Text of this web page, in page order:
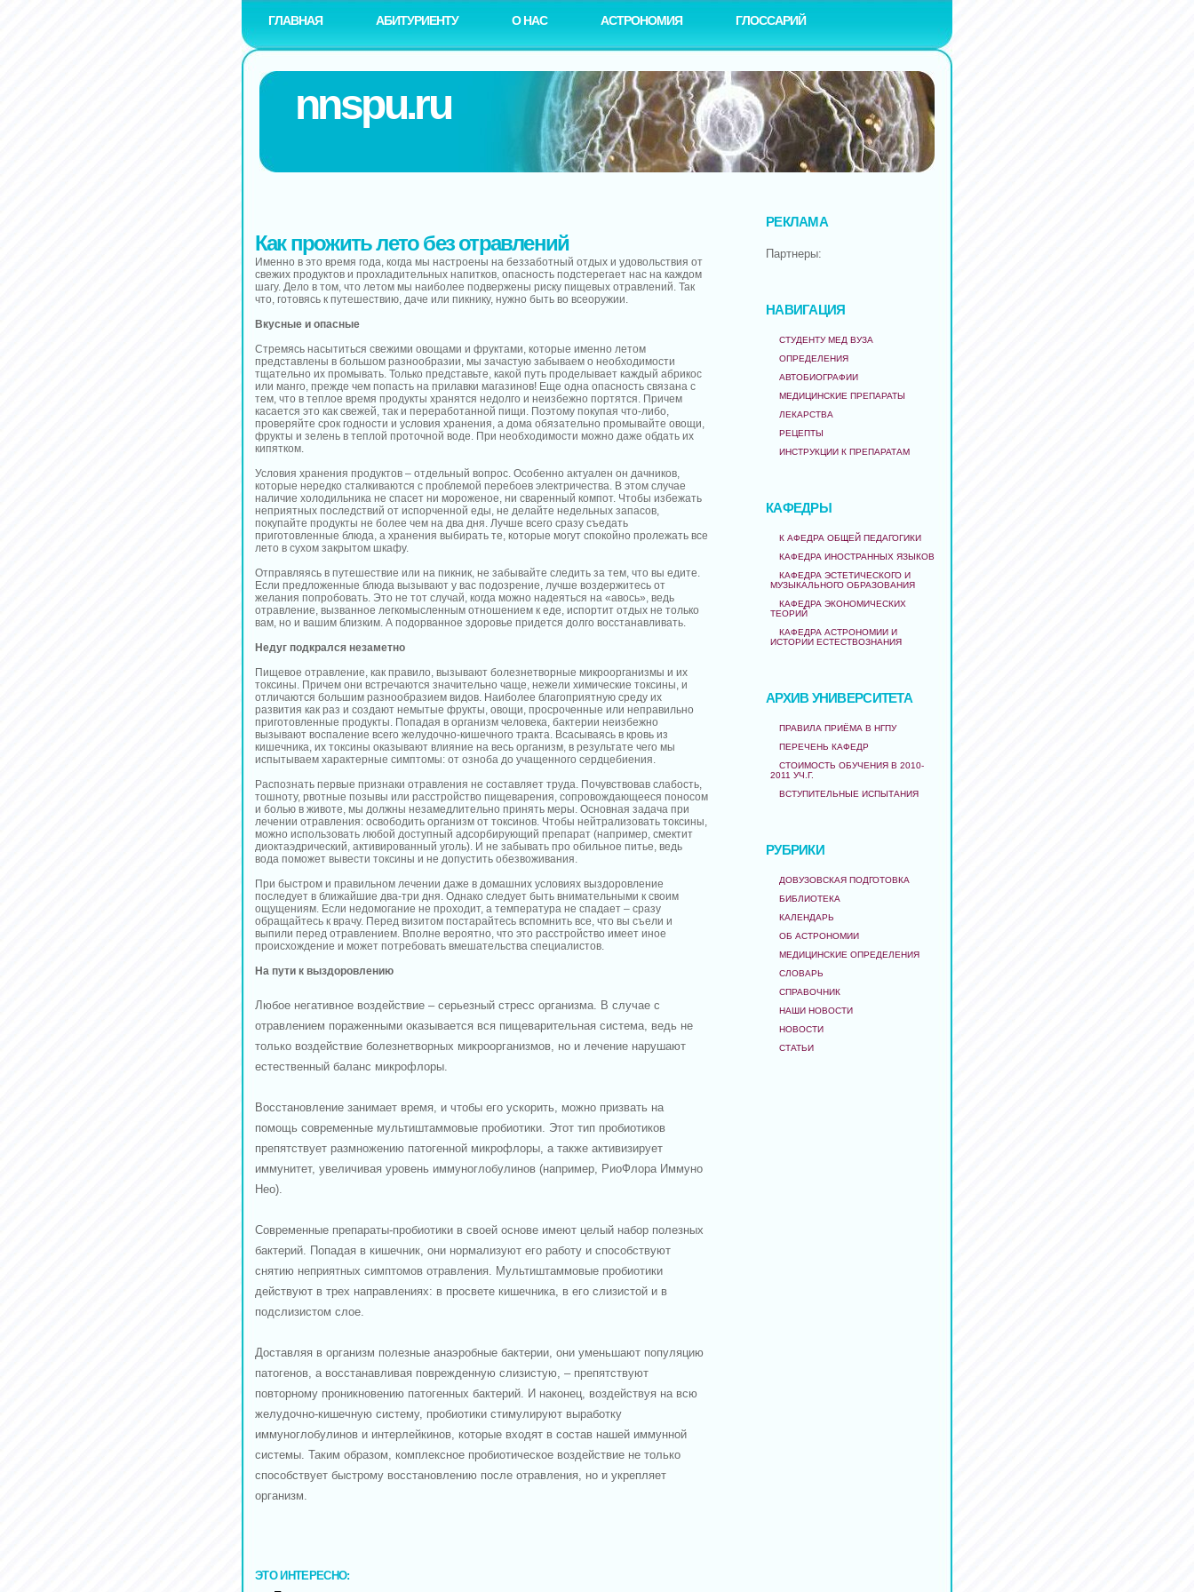
ГЛАВНАЯ АБИТУРИЕНТУ О НАС АСТРОНОМИЯ ГЛОССАРИЙ
nnspu.ru
Как прожить лето без отравлений
Именно в это время года, когда мы настроены на беззаботный отдых и удовольствия от
свежих продуктов и прохладительных напитков, опасность подстерегает нас на каждом
шагу. Дело в том, что летом мы наиболее подвержены риску пищевых отравлений. Так
что, готовясь к путешествию, даче или пикнику, нужно быть во всеоружии.
Вкусные и опасные
Стремясь насытиться свежими овощами и фруктами, которые именно летом
представлены в большом разнообразии, мы зачастую забываем о необходимости
тщательно их промывать. Только представьте, какой путь проделывает каждый абрикос
или манго, прежде чем попасть на прилавки магазинов! Еще одна опасность связана с
тем, что в теплое время продукты хранятся недолго и неизбежно портятся. Причем
касается это как свежей, так и переработанной пищи. Поэтому покупая что-либо,
проверяйте срок годности и условия хранения, а дома обязательно промывайте овощи,
фрукты и зелень в теплой проточной воде. При необходимости можно даже обдать их
кипятком.
Условия хранения продуктов – отдельный вопрос. Особенно актуален он дачников,
которые нередко сталкиваются с проблемой перебоев электричества. В этом случае
наличие холодильника не спасет ни мороженое, ни сваренный компот. Чтобы избежать
неприятных последствий от испорченной еды, не делайте недельных запасов,
покупайте продукты не более чем на два дня. Лучше всего сразу съедать
приготовленные блюда, а хранения выбирать те, которые могут спокойно пролежать все
лето в сухом закрытом шкафу.
Отправляясь в путешествие или на пикник, не забывайте следить за тем, что вы едите.
Если предложенные блюда вызывают у вас подозрение, лучше воздержитесь от
желания попробовать. Это не тот случай, когда можно надеяться на «авось», ведь
отравление, вызванное легкомысленным отношением к еде, испортит отдых не только
вам, но и вашим близким. А подорванное здоровье придется долго восстанавливать.
Недуг подкрался незаметно
Пищевое отравление, как правило, вызывают болезнетворные микроорганизмы и их
токсины. Причем они встречаются значительно чаще, нежели химические токсины, и
отличаются большим разнообразием видов. Наиболее благоприятную среду их
развития как раз и создают немытые фрукты, овощи, просроченные или неправильно
приготовленные продукты. Попадая в организм человека, бактерии неизбежно
вызывают воспаление всего желудочно-кишечного тракта. Всасываясь в кровь из
кишечника, их токсины оказывают влияние на весь организм, в результате чего мы
испытываем характерные симптомы: от озноба до учащенного сердцебиения.
Распознать первые признаки отравления не составляет труда. Почувствовав слабость,
тошноту, рвотные позывы или расстройство пищеварения, сопровождающееся поносом
и болью в животе, мы должны незамедлительно принять меры. Основная задача при
лечении отравления: освободить организм от токсинов. Чтобы нейтрализовать токсины,
можно использовать любой доступный адсорбирующий препарат (например, смектит
диоктаэдрический, активированный уголь). И не забывать про обильное питье, ведь
вода поможет вывести токсины и не допустить обезвоживания.
При быстром и правильном лечении даже в домашних условиях выздоровление
последует в ближайшие два-три дня. Однако следует быть внимательными к своим
ощущениям. Если недомогание не проходит, а температура не спадает – сразу
обращайтесь к врачу. Перед визитом постарайтесь вспомнить все, что вы съели и
выпили перед отравлением. Вполне вероятно, что это расстройство имеет иное
происхождение и может потребовать вмешательства специалистов.
На пути к выздоровлению
Любое негативное воздействие – серьезный стресс организма. В случае с
отравлением пораженными оказывается вся пищеварительная система, ведь не
только воздействие болезнетворных микроорганизмов, но и лечение нарушают
естественный баланс микрофлоры.
Восстановление занимает время, и чтобы его ускорить, можно призвать на
помощь современные мультиштаммовые пробиотики. Этот тип пробиотиков
препятствует размножению патогенной микрофлоры, а также активизирует
иммунитет, увеличивая уровень иммуноглобулинов (например, РиоФлора Иммуно
Нео).
Современные препараты-пробиотики в своей основе имеют целый набор полезных
бактерий. Попадая в кишечник, они нормализуют его работу и способствуют
снятию неприятных симптомов отравления. Мультиштаммовые пробиотики
действуют в трех направлениях: в просвете кишечника, в его слизистой и в
подслизистом слое.
Доставляя в организм полезные анаэробные бактерии, они уменьшают популяцию
патогенов, а восстанавливая поврежденную слизистую, – препятствуют
повторному проникновению патогенных бактерий. И наконец, воздействуя на всю
желудочно-кишечную систему, пробиотики стимулируют выработку
иммуноглобулинов и интерлейкинов, которые входят в состав нашей иммунной
системы. Таким образом, комплексное пробиотическое воздействие не только
способствует быстрому восстановлению после отравления, но и укрепляет
организм.
ЭТО ИНТЕРЕСНО:
РЕКЛАМА
Партнеры:
НАВИГАЦИЯ
СТУДЕНТУ МЕД ВУЗА
ОПРЕДЕЛЕНИЯ
АВТОБИОГРАФИИ
МЕДИЦИНСКИЕ ПРЕПАРАТЫ
ЛЕКАРСТВА
РЕЦЕПТЫ
ИНСТРУКЦИИ К ПРЕПАРАТАМ
КАФЕДРЫ
К АФЕДРА ОБЩЕЙ ПЕДАГОГИКИ
КАФЕДРА ИНОСТРАННЫХ ЯЗЫКОВ
КАФЕДРА ЭСТЕТИЧЕСКОГО И
МУЗЫКАЛЬНОГО ОБРАЗОВАНИЯ
КАФЕДРА ЭКОНОМИЧЕСКИХ
ТЕОРИЙ
КАФЕДРА АСТРОНОМИИ И
ИСТОРИИ ЕСТЕСТВОЗНАНИЯ
АРХИВ УНИВЕРСИТЕТА
ПРАВИЛА ПРИЁМА В НГПУ
ПЕРЕЧЕНЬ КАФЕДР
СТОИМОСТЬ ОБУЧЕНИЯ В 2010-
2011 УЧ.Г.
ВСТУПИТЕЛЬНЫЕ ИСПЫТАНИЯ
РУБРИКИ
ДОВУЗОВСКАЯ ПОДГОТОВКА
БИБЛИОТЕКА
КАЛЕНДАРЬ
ОБ АСТРОНОМИИ
МЕДИЦИНСКИЕ ОПРЕДЕЛЕНИЯ
СЛОВАРЬ
СПРАВОЧНИК
НАШИ НОВОСТИ
НОВОСТИ
СТАТЬИ